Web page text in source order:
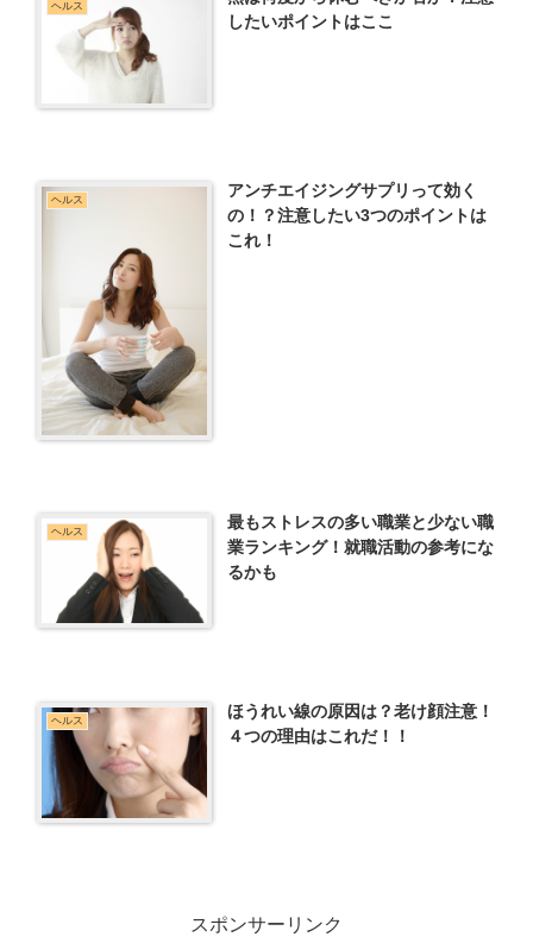
ヘルス
したいポイントはここ
ヘルス
アンチエイジングサプリって効く
の！？注意したい3つのポイントは
これ！
ヘルス
最もストレスの多い職業と少ない職
業ランキング！就職活動の参考にな
るかも
ヘルス
ほうれい線の原因は？老け顔注意！
４つの理由はこれだ！！
スポンサーリンク